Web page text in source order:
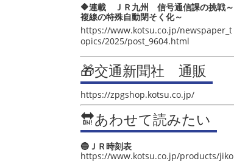
🔶連載 ＪＲ九州 信号通信課の挑戦～
複線の特殊自動閉そく化～
https://www.kotsu.co.jp/newspaper_t
opics/2025/post_9604.html
🎁交通新聞社 通販
https://zpgshop.kotsu.co.jp/
🔛あわせて読みたい
🔵ＪＲ時刻表
https://www.kotsu.co.jp/products/jiko